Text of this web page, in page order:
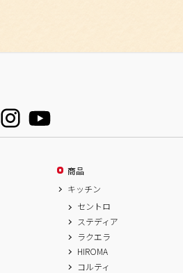
商品
キッチン
セントロ
ステディア
ラクエラ
HIROMA
コルティ